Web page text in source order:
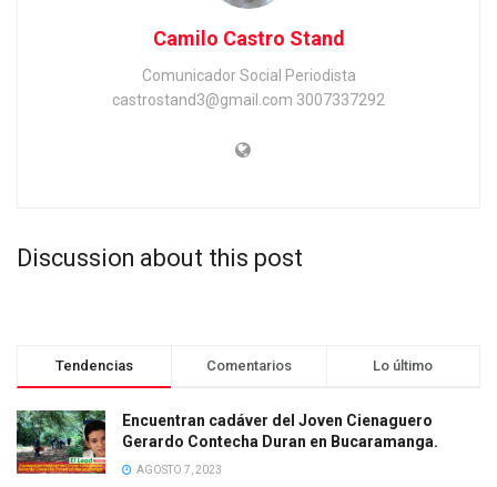
Camilo Castro Stand
Comunicador Social Periodista
castrostand3@gmail.com 3007337292
Discussion about this post
Tendencias Comentarios Lo último
Encuentran cadáver del Joven Cienaguero
Gerardo Contecha Duran en Bucaramanga.
AGOSTO 7, 2023